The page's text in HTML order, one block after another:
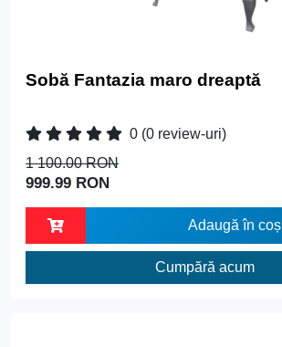
Sobă Fantazia maro dreaptă
0 (0 review-uri)
1 100.00 RON
999.99 RON
Adaugă în coș
Cumpără acum